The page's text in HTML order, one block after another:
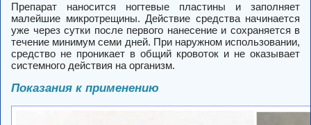
Препарат наносится ногтевые пластины и заполняет
малейшие микротрещины. Действие средства начинается
уже через сутки после первого нанесение и сохраняется в
течение минимум семи дней. При наружном использовании,
средство не проникает в общий кровоток и не оказывает
системного действия на организм.
Показания к применению